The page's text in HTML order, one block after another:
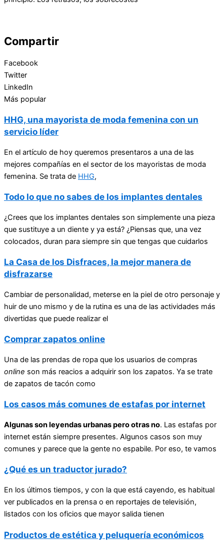
Compartir
Facebook
Twitter
LinkedIn
Más popular
HHG, una mayorista de moda femenina con un
servicio líder
En el artículo de hoy queremos presentaros a una de las
mejores compañías en el sector de los mayoristas de moda
femenina. Se trata de HHG,
Todo lo que no sabes de los implantes dentales
¿Crees que los implantes dentales son simplemente una pieza
que sustituye a un diente y ya está? ¿Piensas que, una vez
colocados, duran para siempre sin que tengas que cuidarlos
La Casa de los Disfraces, la mejor manera de
disfrazarse
Cambiar de personalidad, meterse en la piel de otro personaje y
huir de uno mismo y de la rutina es una de las actividades más
divertidas que puede realizar el
Comprar zapatos online
Una de las prendas de ropa que los usuarios de compras
online son más reacios a adquirir son los zapatos. Ya se trate
de zapatos de tacón como
Los casos más comunes de estafas por internet
Algunas son leyendas urbanas pero otras no. Las estafas por
internet están siempre presentes. Algunos casos son muy
comunes y parece que la gente no espabile. Por eso, te vamos
¿Qué es un traductor jurado?
En los últimos tiempos, y con la que está cayendo, es habitual
ver publicados en la prensa o en reportajes de televisión,
listados con los oficios que mayor salida tienen
Productos de estética y peluquería económicos